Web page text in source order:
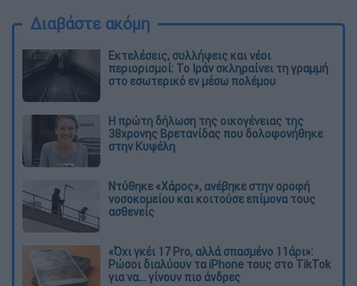
Διαβάστε ακόμη
Εκτελέσεις, συλλήψεις και νέοι
περιορισμοί: Το Ιράν σκληραίνει τη γραμμή
στο εσωτερικό εν μέσω πολέμου
Η πρώτη δήλωση της οικογένειας της
38χρονης Βρετανίδας που δολοφονήθηκε
στην Κυψέλη
Ντύθηκε «Χάρος», ανέβηκε στην οροφή
νοσοκομείου και κοιτούσε επίμονα τους
ασθενείς
«Όχι γκέι 17 Pro, αλλά σπασμένο 11άρι»:
Ρώσοι διαλύουν τα iPhone τους στο TikTok
για να... γίνουν πιο άνδρες